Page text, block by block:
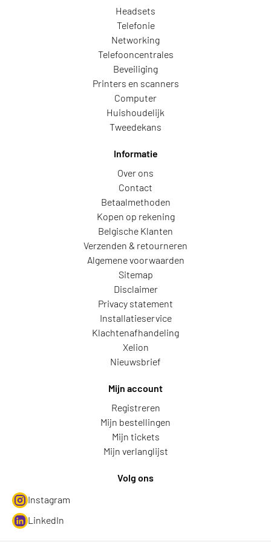
Headsets
Telefonie
Networking
Telefooncentrales
Beveiliging
Printers en scanners
Computer
Huishoudelijk
Tweedekans
Informatie
Over ons
Contact
Betaalmethoden
Kopen op rekening
Belgische Klanten
Verzenden & retourneren
Algemene voorwaarden
Sitemap
Disclaimer
Privacy statement
Installatieservice
Klachtenafhandeling
Xelion
Nieuwsbrief
Mijn account
Registreren
Mijn bestellingen
Mijn tickets
Mijn verlanglijst
Volg ons
Instagram
LinkedIn